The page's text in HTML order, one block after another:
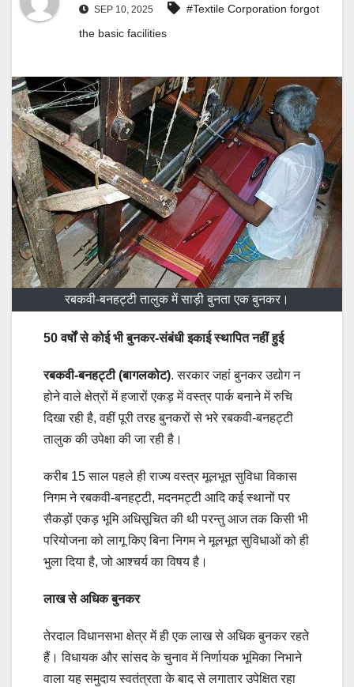
SEP 10, 2025
#Textile Corporation forgot
the basic facilities
रबकवी-बनहट्टी तालुक में साड़ी बुनता एक बुनकर।
50 वर्षों से कोई भी बुनकर-संबंधी इकाई स्थापित नहीं हुई
रबकवी-बनहट्टी (बागलकोट). सरकार जहां बुनकर उद्योग न
होने वाले क्षेत्रों में हजारों एकड़ में वस्त्र पार्क बनाने में रुचि
दिखा रही है, वहीं पूरी तरह बुनकरों से भरे रबकवी-बनहट्टी
तालुक की उपेक्षा की जा रही है।
करीब 15 साल पहले ही राज्य वस्त्र मूलभूत सुविधा विकास
निगम ने रबकवी-बनहट्टी, मदनमट्टी आदि कई स्थानों पर
सैकड़ों एकड़ भूमि अधिसूचित की थी परन्तु आज तक किसी भी
परियोजना को लागू किए बिना निगम ने मूलभूत सुविधाओं को ही
भुला दिया है, जो आश्चर्य का विषय है।
लाख से अधिक बुनकर
तेरदाल विधानसभा क्षेत्र में ही एक लाख से अधिक बुनकर रहते
हैं। विधायक और सांसद के चुनाव में निर्णायक भूमिका निभाने
वाला यह समुदाय स्वतंत्रता के बाद से लगातार उपेक्षित रहा